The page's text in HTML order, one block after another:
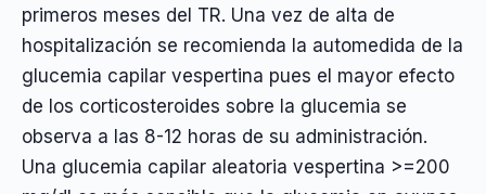
primeros meses del TR. Una vez de alta de
hospitalización se recomienda la automedida de la
glucemia capilar vespertina pues el mayor efecto
de los corticosteroides sobre la glucemia se
observa a las 8-12 horas de su administración.
Una glucemia capilar aleatoria vespertina >=200